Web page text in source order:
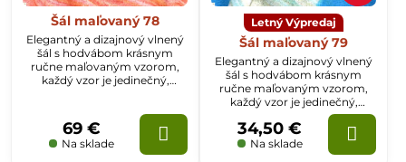
Šál maľovaný 78
Elegantný a dizajnový vlnený
šál s hodvábom krásnym
ručne maľovaným vzorom,
každý vzor je jedinečný,
Na sklade
69 €
Letný Výpredaj
Šál maľovaný 79
Elegantný a dizajnový vlnený
šál s hodvábom krásnym
ručne maľovaným vzorom,
každý vzor je jedinečný,
rozmer šálu je 70x200cm
Na sklade
34,50 €